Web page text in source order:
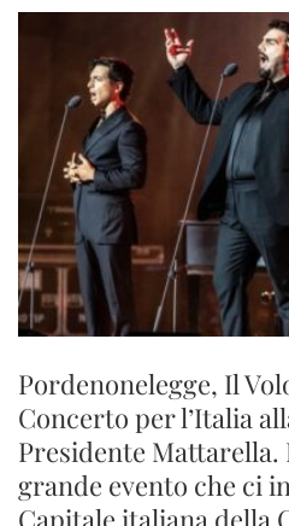
Pordenonelegge, Il
Concerto per l’Italia
Presidente Mattarella.
grande evento che ci